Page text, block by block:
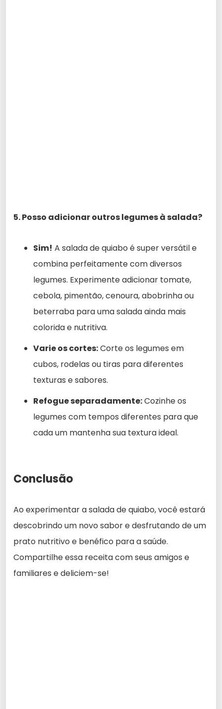
5. Posso adicionar outros legumes à salada?
Sim! A salada de quiabo é super versátil e
combina perfeitamente com diversos
legumes. Experimente adicionar tomate,
cebola, pimentão, cenoura, abobrinha ou
beterraba para uma salada ainda mais
colorida e nutritiva.
Varie os cortes:Corte os legumes em
cubos, rodelas ou tiras para diferentes
texturas e sabores.
Refogue separadamente:Cozinhe os
legumes com tempos diferentes para que
cada um mantenha sua textura ideal.
Conclusão
Ao experimentar a salada de quiabo, você estará
descobrindo um novo sabor e desfrutando de um
prato nutritivo e benéfico para a saúde.
Compartilhe essa receita com seus amigos e
familiares e deliciem-se!